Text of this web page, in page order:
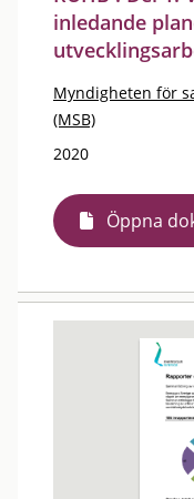
inledande
Myndigheten för
(MSB)
2020
Öppna